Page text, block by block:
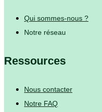
Qui sommes-nous ?
Notre réseau
Ressources
Nous contacter
Notre FAQ